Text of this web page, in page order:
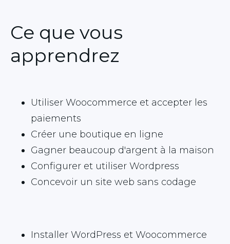
Ce que vous
apprendrez
Utiliser Woocommerce et accepter les
paiements
Créer une boutique en ligne
Gagner beaucoup d'argent à la maison
Configurer et utiliser Wordpress
Concevoir un site web sans codage
Installer WordPress et Woocommerce